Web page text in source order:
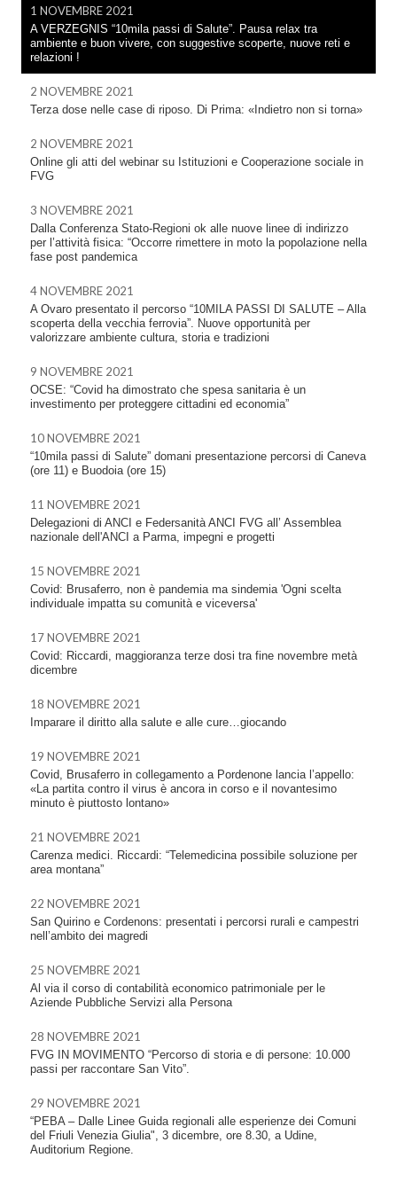
1 NOVEMBRE 2021
A VERZEGNIS “10mila passi di Salute”. Pausa relax tra
ambiente e buon vivere, con suggestive scoperte, nuove reti e
relazioni !
2 NOVEMBRE 2021
Terza dose nelle case di riposo. Di Prima: «Indietro non si torna»
2 NOVEMBRE 2021
Online gli atti del webinar su Istituzioni e Cooperazione sociale in
FVG
3 NOVEMBRE 2021
Dalla Conferenza Stato-Regioni ok alle nuove linee di indirizzo
per l’attività fisica: “Occorre rimettere in moto la popolazione nella
fase post pandemica
4 NOVEMBRE 2021
A Ovaro presentato il percorso “10MILA PASSI DI SALUTE – Alla
scoperta della vecchia ferrovia”. Nuove opportunità per
valorizzare ambiente cultura, storia e tradizioni
9 NOVEMBRE 2021
OCSE: “Covid ha dimostrato che spesa sanitaria è un
investimento per proteggere cittadini ed economia”
10 NOVEMBRE 2021
“10mila passi di Salute” domani presentazione percorsi di Caneva
(ore 11) e Buodoia (ore 15)
11 NOVEMBRE 2021
Delegazioni di ANCI e Federsanità ANCI FVG all’ Assemblea
nazionale dell'ANCI a Parma, impegni e progetti
15 NOVEMBRE 2021
Covid: Brusaferro, non è pandemia ma sindemia 'Ogni scelta
individuale impatta su comunità e viceversa'
17 NOVEMBRE 2021
Covid: Riccardi, maggioranza terze dosi tra fine novembre metà
dicembre
18 NOVEMBRE 2021
Imparare il diritto alla salute e alle cure…giocando
19 NOVEMBRE 2021
Covid, Brusaferro in collegamento a Pordenone lancia l’appello:
«La partita contro il virus è ancora in corso e il novantesimo
minuto è piuttosto lontano»
21 NOVEMBRE 2021
Carenza medici. Riccardi: “Telemedicina possibile soluzione per
area montana”
22 NOVEMBRE 2021
San Quirino e Cordenons: presentati i percorsi rurali e campestri
nell’ambito dei magredi
25 NOVEMBRE 2021
Al via il corso di contabilità economico patrimoniale per le
Aziende Pubbliche Servizi alla Persona
28 NOVEMBRE 2021
FVG IN MOVIMENTO “Percorso di storia e di persone: 10.000
passi per raccontare San Vito”.
29 NOVEMBRE 2021
“PEBA – Dalle Linee Guida regionali alle esperienze dei Comuni
del Friuli Venezia Giulia", 3 dicembre, ore 8.30, a Udine,
Auditorium Regione.